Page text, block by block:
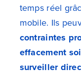
temps réel
mobile. Ils
contraintes
effacement
surveiller